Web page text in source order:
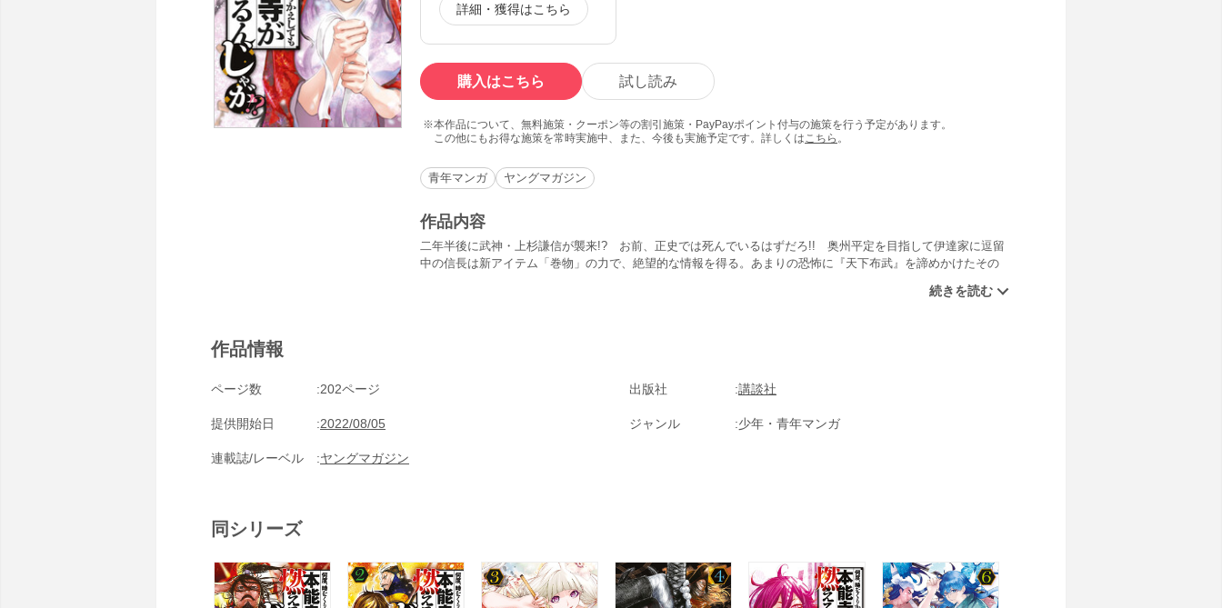
詳細・獲得はこちら
購入はこちら 試し読み
本作品について、無料施策・クーポン等の割引施策・PayPayポイント付与の施策を行う予定があります。
この他にもお得な施策を常時実施中、また、今後も実施予定です。詳しくは こちら 。
青年マンガ ヤングマガジン
作品内容
二年半後に武神・上杉謙信が襲来!? お前、正史では死んでいるはずだろ!! 奥州平定を目指して伊達家に逗留
中の信長は新アイテム「巻物」の力で、絶望的な情報を得る。あまりの恐怖に『天下布武』を諦めかけたその
作品情報
ページ数 202ページ 出版社 講談社
提供開始日 2022/08/05 ジャンル 少年・青年マンガ
連載誌/レーベル ヤングマガジン
同シリーズ